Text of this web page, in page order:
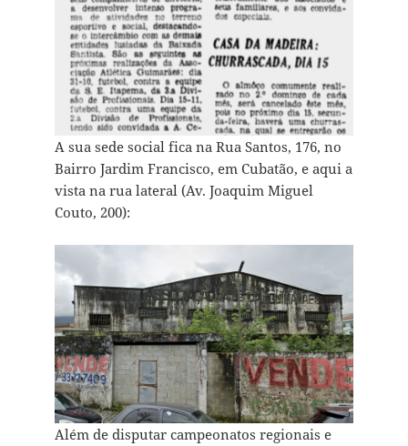
A sua sede social fica na Rua Santos, 176, no
Bairro Jardim Francisco, em Cubatão, e aqui a
vista na rua lateral (Av. Joaquim Miguel
Couto, 200):
Além de disputar campeonatos regionais e